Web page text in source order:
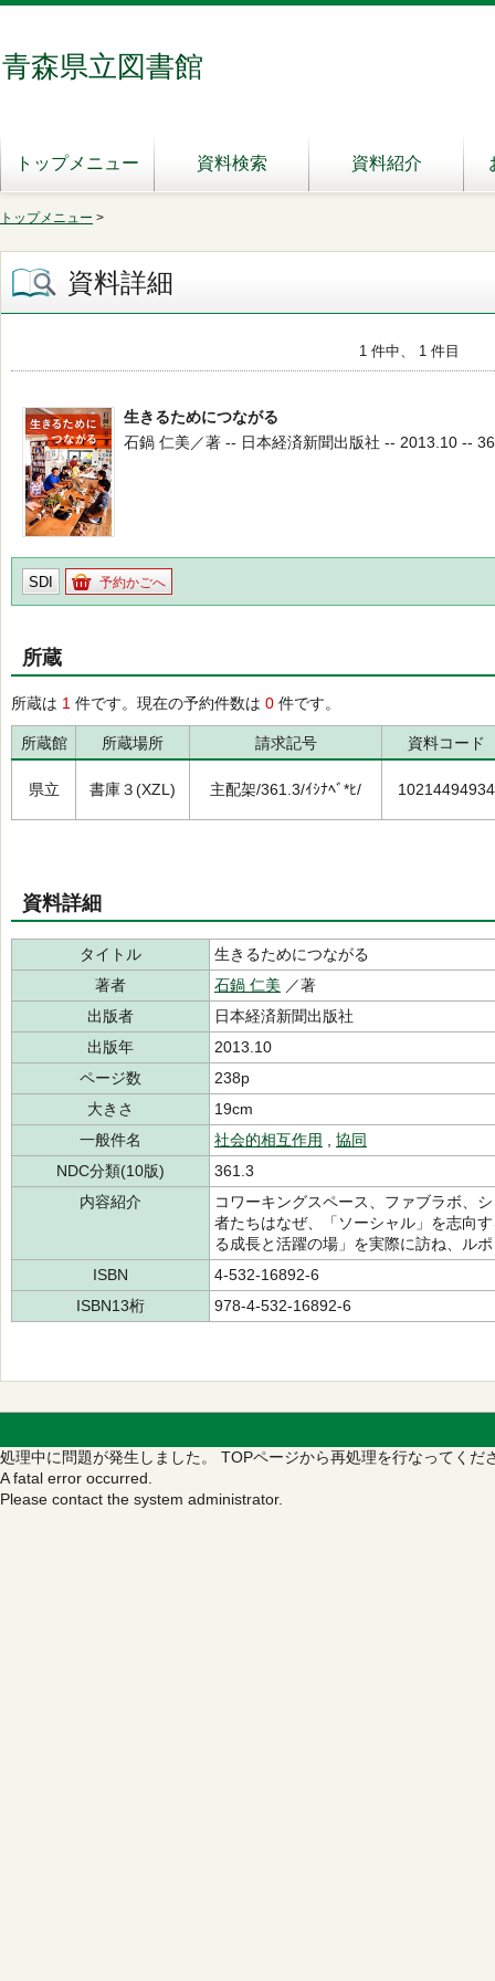
青森県立図書館
トップメニュー 資料検索 資料紹介
トップメニュー >
資料詳細
1 件中、 1 件目
生きるためにつながる
石鍋 仁美／著 -- 日本経済新聞出版社 -- 2013.10 --
SDI 予約かごへ
所蔵
所蔵は 1 件です。現在の予約件数は 0 件です。
所蔵館 所蔵場所 請求記号 資料コード
県立 書庫３(XZL) 主配架/361.3/ｲｼﾅﾍﾞ*ﾋ/ 10214494934
資料詳細
タイトル
生きるためにつながる
著者
石鍋 仁美 ／著
出版者
日本経済新聞出版社
出版年
2013.10
ページ数
238p
大きさ
19cm
一般件名
社会的相互作用
協同
NDC分類(10版)
361.3
内容紹介
コワーキングスペース、ファブラボ、
者たちはなぜ、「ソーシャル」を志向
る成長と活躍の場」を実際に訪ね、ル
ISBN
4-532-16892-6
ISBN13桁
978-4-532-16892-6
処理中に問題が発生しました。 TOPページから再処理を行なってくだ
A fatal error occurred.
Please contact the system administrator.